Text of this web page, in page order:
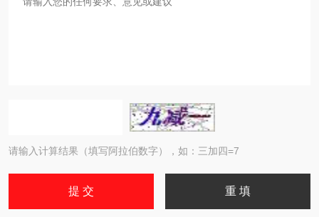
请输入计算结果（填写阿拉伯数字），如：三加四=7